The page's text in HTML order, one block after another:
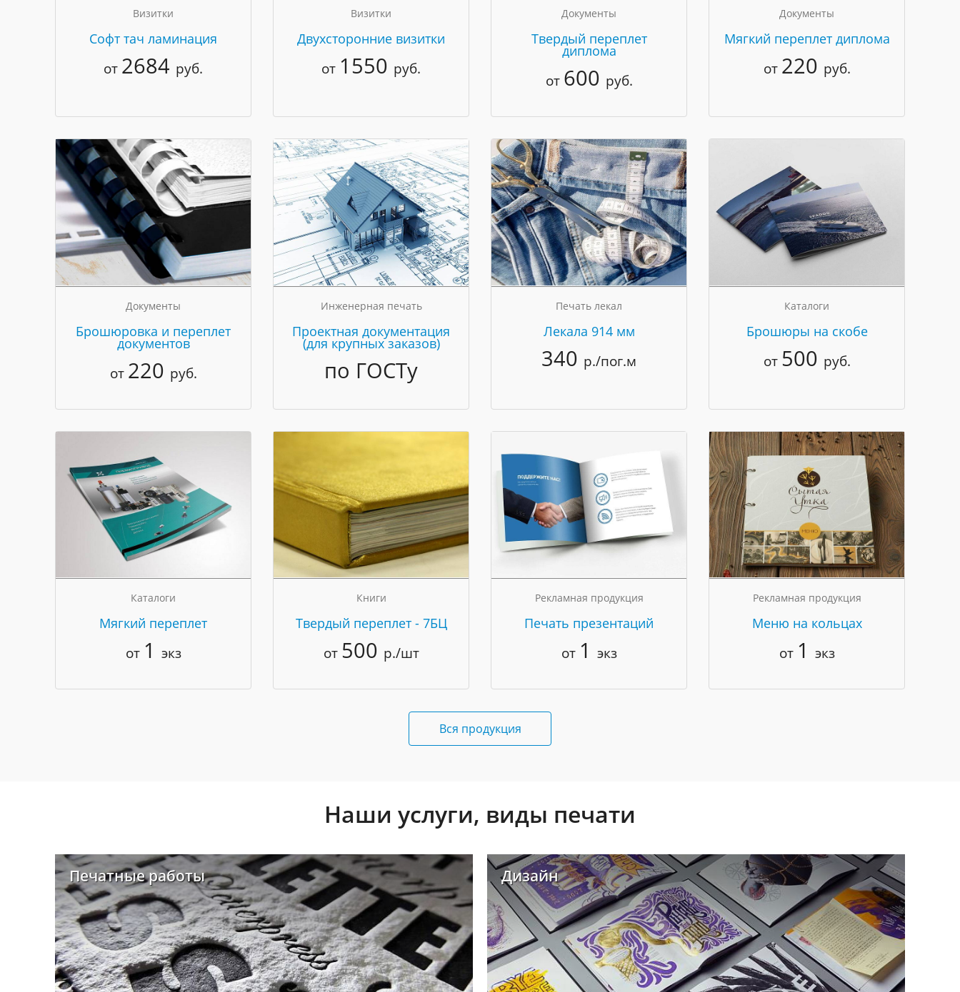
Визитки
Cофт тач ламинация
от 2684 руб.
Визитки
Двухсторонние визитки
от 1550 руб.
Документы
Твердый переплет
диплома
от 600 руб.
Документы
Мягкий переплет диплома
от 220 руб.
Документы
Брошюровка и переплет
документов
от 220 руб.
Инженерная печать
Проектная документация
(для крупных заказов)
по ГОСТу
Печать лекал
Лекала 914 мм
340 р./пог.м
Каталоги
Брошюры на скобе
от 500 руб.
Каталоги
Мягкий переплет
от 1 экз
Книги
Твердый переплет - 7БЦ
от 500 р./шт
Рекламная продукция
Печать презентаций
от 1 экз
Рекламная продукция
Меню на кольцах
от 1 экз
Вся продукция
Наши услуги, виды печати
Печатные работы Дизайн